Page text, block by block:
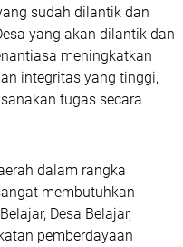
sudah dilantik dan
yang akan dilantik dan
meningkatkan
integritas yang tinggi,
tugas secara
dalam rangka
membutuhkan
Desa Belajar,
pemberdayaan